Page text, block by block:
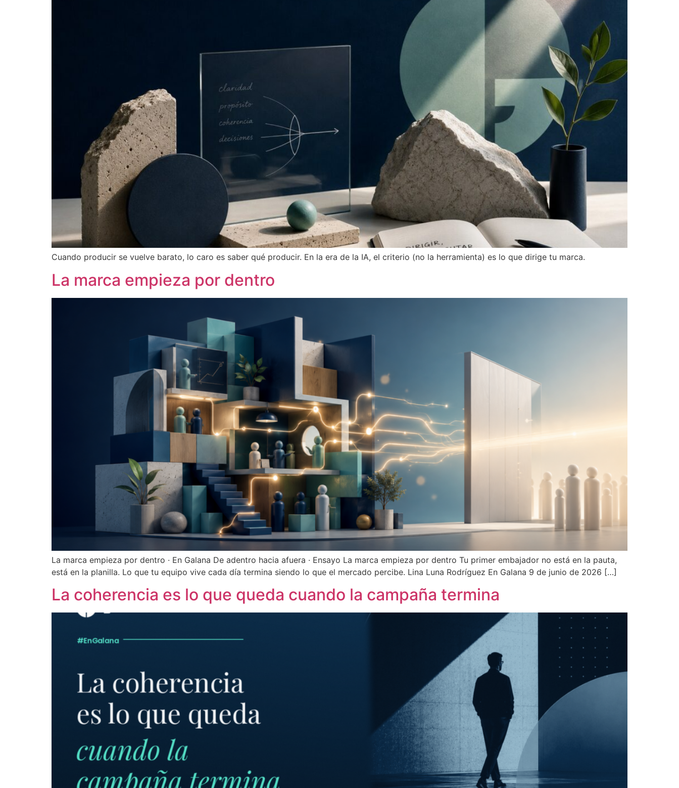
Cuando producir se vuelve barato, lo caro es saber qué producir. En la era de la IA, el criterio (no la herramienta) es lo que dirige tu marca.
La marca empieza por dentro
La marca empieza por dentro · En Galana De adentro hacia afuera · Ensayo La marca empieza por dentro Tu primer embajador no está en la pauta,
está en la planilla. Lo que tu equipo vive cada día termina siendo lo que el mercado percibe. Lina Luna Rodríguez En Galana 9 de junio de 2026 […]
La coherencia es lo que queda cuando la campaña termina